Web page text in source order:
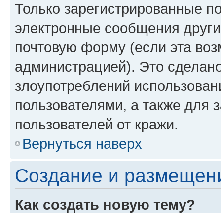
Только зарегистрированные
электронные сообщения
почтовую форму (если эта
администрацией). Это
злоупотреблений
пользователями, а также для
пользователей от кражи.
Вернуться наверх
Создание и
Как создать новую тему?